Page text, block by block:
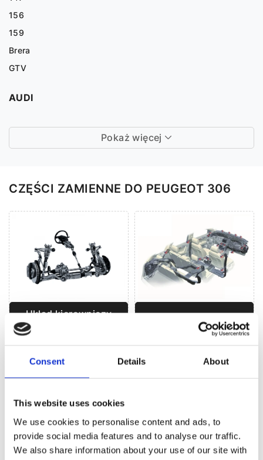
Consent Details About
This website uses cookies
We use cookies to personalise content and ads, to
provide social media features and to analyse our traffic.
We also share information about your use of our site with
156
159
Brera
GTV
AUDI
Pokaż więcej
CZĘŚCI ZAMIENNE DO PEUGEOT 306
Układ kierowniczy
Klimatyzacja (16)
UKŁAD KIEROWNICZY DO